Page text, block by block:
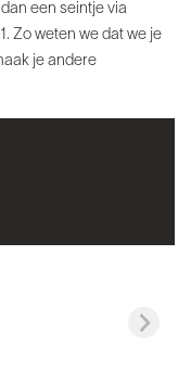
een seintje via
Zo weten we dat we je
je andere